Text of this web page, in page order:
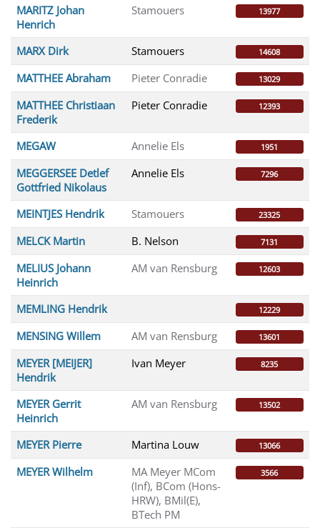
MARITZ Johan
Henrich
Stamouers 13977
MARX Dirk Stamouers 14608
MATTHEE Abraham Pieter Conradie 13029
MATTHEE Christiaan
Frederik
Pieter Conradie 12393
MEGAW Annelie Els 1951
MEGGERSEE Detlef
Gottfried Nikolaus
Annelie Els 7296
MEINTJES Hendrik Stamouers 23325
MELCK Martin B. Nelson 7131
MELIUS Johann
Heinrich
AM van Rensburg 12603
MEMLING Hendrik 12229
MENSING Willem AM van Rensburg 13601
MEYER [MEIJER]
Hendrik
Ivan Meyer 8235
MEYER Gerrit
Heinrich
AM van Rensburg 13502
MEYER Pierre Martina Louw 13066
MEYER Wilhelm
MA Meyer MCom
(Inf), BCom (Hons-
HRW), BMil(E),
BTech PM
3566